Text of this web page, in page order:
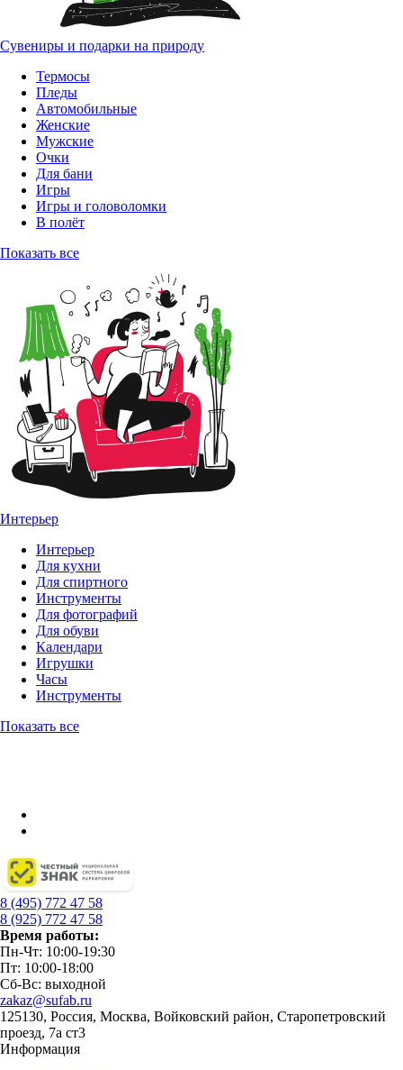
Сувениры и подарки на природу
Термосы
Пледы
Автомобильные
Женские
Мужские
Очки
Для бани
Игры
Игры и головоломки
В полёт
Показать все
Интерьер
Интерьер
Для кухни
Для спиртного
Инструменты
Для фотографий
Для обуви
Календари
Игрушки
Часы
Инструменты
Показать все
8 (495) 772 47 58
8 (925) 772 47 58
Время работы:
Пн-Чт: 10:00-19:30
Пт: 10:00-18:00
Сб-Вс: выходной
zakaz@sufab.ru
125130, Россия, Москва, Войковский район, Старопетровский
проезд, 7а ст3
Информация